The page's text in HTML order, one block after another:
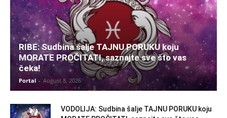
RIBE: Sudbina šalje TAJNU PORUKU koju
MORATE PROČITATI, saznajte sve što vas
čeka!
Portal - August 8, 2026
VODOLIJA: Sudbina šalje TAJNU PORUKU koju